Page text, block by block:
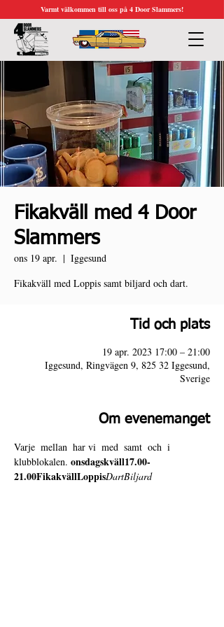
Varmt välkommen till oss på 4 Door Slammers!
Fikakväll med 4 Door
Slammers
ons 19 apr.
  |
Iggesund
Fikakväll med Loppis samt biljard och dart.
Tid och plats
19 apr. 2023 17:00 – 21:00
Iggesund, Ringvägen 9, 825 32 Iggesund,
Sverige
Om evenemanget
Varje mellan har vi med samt och i
klubblokalen. onsdagskväll17.00-
21.00FikakvällLoppisDartBiljard